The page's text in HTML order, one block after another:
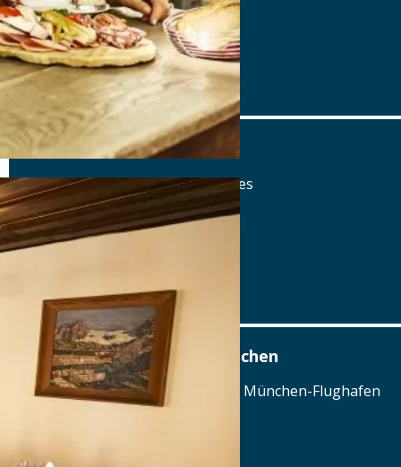
Tel.: Tel.: 08561-6520
Details
www.fuchsbraeu.de
Fuchsbräu
Hauptstraße 23, 92339 Beilngries
Tel.: Tel.: 08561-6520
www.fuchsbraeu.de
Airbräu am Flughafen München
Terminalstraße Mitte 18, 85356 München-Flughafen